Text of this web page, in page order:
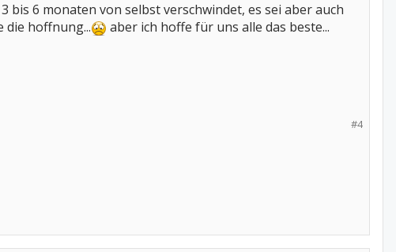
6 monaten von selbst verschwindet, es sei aber auch
die hoffnung...
aber ich hoffe für uns alle das beste...
#4